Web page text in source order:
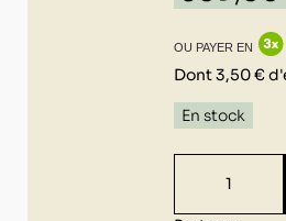
OU PAYER EN
Dont 3,50 €
En stock